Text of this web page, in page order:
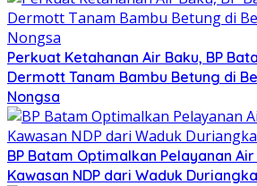
Perkuat Ketahanan Air Baku, BP
Dermott Tanam Bambu Betung di
Nongsa
BP Batam Optimalkan Pelayanan
Kawasan NDP dari Waduk